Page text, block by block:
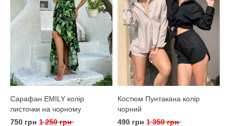
Сарафан EMILY колір
листочки на чорному
750 грн 1 250 грн
Костюм Пунтакана колір
чорний
490 грн 1 350 грн